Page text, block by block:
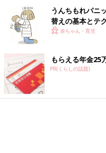
うんちもれパニ
替えの基本とテ
赤ちゃん・育児
もらえる年金25
PR(くらしの話題)